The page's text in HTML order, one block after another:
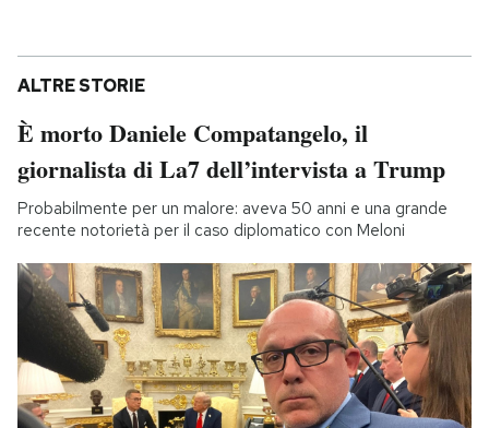
ALTRE STORIE
È morto Daniele Compatangelo, il
giornalista di La7 dell’intervista a Trump
Probabilmente per un malore: aveva 50 anni e una grande
recente notorietà per il caso diplomatico con Meloni